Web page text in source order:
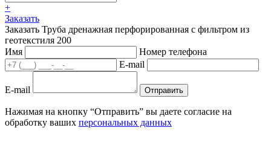
+
Заказать
Заказать Труба дренажная перфорированная с фильтром из
геотекстиля 200
Имя
Номер телефона
E-mail
E-mail Отправить
Нажимая на кнопку “Отправить” вы даете согласие на
обработку ваших персональных данных